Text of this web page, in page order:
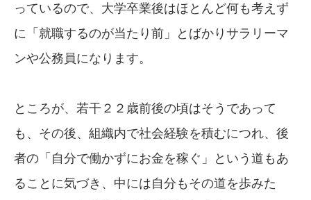
っているので、大学卒業後はほとんど何も考えず
に「就職するのが当たり前」とばかりサラリーマ
ンや公務員になります。
ところが、若干２２歳前後の頃はそうであって
も、その後、組織内で社会経験を積むにつれ、後
者の「自分で働かずにお金を稼ぐ」という道もあ
ることに気づき、中には自分もその道を歩みた